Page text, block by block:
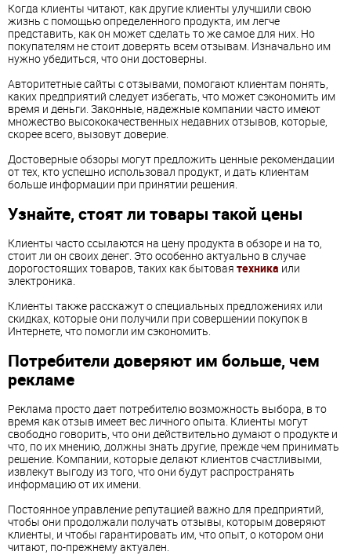
Когда клиенты читают, как другие клиенты улучшили свою
жизнь с помощью определенного продукта, им легче
представить, как он может сделать то же самое для них. Но
покупателям не стоит доверять всем отзывам. Изначально им
нужно убедиться, что они достоверны.
Авторитетные сайты с отзывами, помогают клиентам понять,
каких предприятий следует избегать, что может сэкономить им
время и деньги. Законные, надежные компании часто имеют
множество высококачественных недавних отзывов, которые,
скорее всего, вызовут доверие.
Достоверные обзоры могут предложить ценные рекомендации
от тех, кто успешно использовал продукт, и дать клиентам
больше информации при принятии решения.
Узнайте, стоят ли товары такой цены
Клиенты часто ссылаются на цену продукта в обзоре и на то,
стоит ли он своих денег. Это особенно актуально в случае
дорогостоящих товаров, таких как бытовая техника или
электроника.
Клиенты также расскажут о специальных предложениях или
скидках, которые они получили при совершении покупок в
Интернете, что помогли им сэкономить.
Потребители доверяют им больше, чем
рекламе
Реклама просто дает потребителю возможность выбора, в то
время как отзыв имеет вес личного опыта. Клиенты могут
свободно говорить, что они действительно думают о продукте и
что, по их мнению, должны знать другие, прежде чем принимать
решение. Компании, которые делают клиентов счастливыми,
извлекут выгоду из того, что они будут распространять
информацию от их имени.
Постоянное управление репутацией важно для предприятий,
чтобы они продолжали получать отзывы, которым доверяют
клиенты, и чтобы гарантировать им, что опыт, о котором они
читают, по-прежнему актуален.